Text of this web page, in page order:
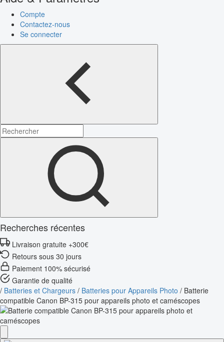
Compte
Contactez-nous
Se connecter
Recherches récentes
Livraison gratuite +300€
Retours sous 30 jours
Paiement 100% sécurisé
Garantie de qualité
/ Batteries et Chargeurs / Batteries pour Appareils Photo / Batterie
compatible Canon BP-315 pour appareils photo et caméscopes